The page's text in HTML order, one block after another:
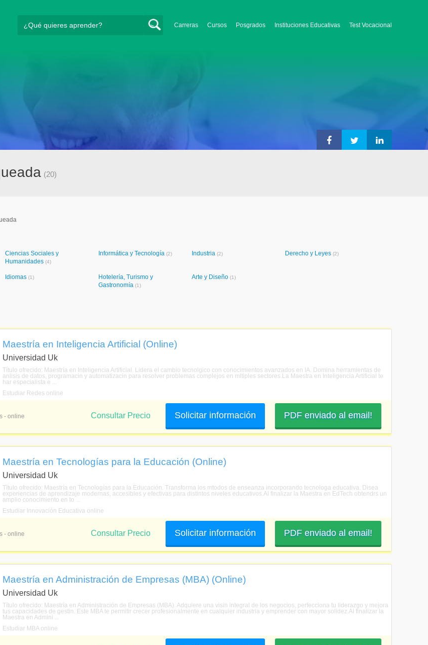
Carreras Cursos Posgrados Instituciones Educativas Test Vocacional
(20)
Ciencias Sociales y
Humanidades (4)
Informática y Tecnología (2) Industria (2) Derecho y Leyes (2)
Idiomas (1)
Hotelería, Turismo y
Gastronomía (1)
Arte y Diseño (1)
Maestría en Inteligencia Artificial (Online)
Universidad Uk
Título ofrecido: Maestría en Inteligencia Artificial. Lidera el cambio tecnolgico con conocimientos avanzados en IA. Domina herramientas de
anlisis de datos, programacin y automatizacin para resolver problemas complejos en mltiples sectores.La Maestra en Inteligencia Artificial te
har especialista e ...
Estudiar Redes online
- online PDF enviado al email!
Solicitar información
Consultar Precio
Maestría en Tecnologías para la Educación (Online)
Universidad Uk
Título ofrecido: Maestría en Tecnologías para la Educación. Transforma los mtodos de enseanza incorporando tecnologa educativa. Disea
experiencias de aprendizaje modernas, accesibles y efectivas para distintos niveles educativos.Al finalizar la Maestra en EdTech obtendrs un
amplio conocimiento en to ...
Estudiar Innovación Educativa online
- online PDF enviado al email!
Solicitar información
Consultar Precio
Maestría en Administración de Empresas (MBA) (Online)
Universidad Uk
Título ofrecido: Maestría en Administración de Empresas (MBA). Adquiere una visin integral de los negocios, perfecciona tu liderazgo y mejora
tus capacidades de gestin. Este MBA te permitir crecer profesionalmente en cualquier industria y emprender con mayor solidez.Al finalizar la
Maestra en Admini ...
Estudiar MBA online